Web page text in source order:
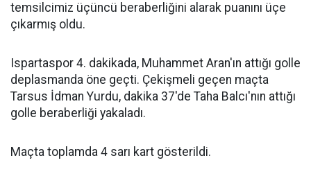
temsilcimiz üçüncü beraberliğini alarak puanını üçe
çıkarmış oldu.
Ispartaspor 4. dakikada, Muhammet Aran'ın attığı golle
deplasmanda öne geçti. Çekişmeli geçen maçta
Tarsus İdman Yurdu, dakika 37'de Taha Balcı'nın attığı
golle beraberliği yakaladı.
Maçta toplamda 4 sarı kart gösterildi.